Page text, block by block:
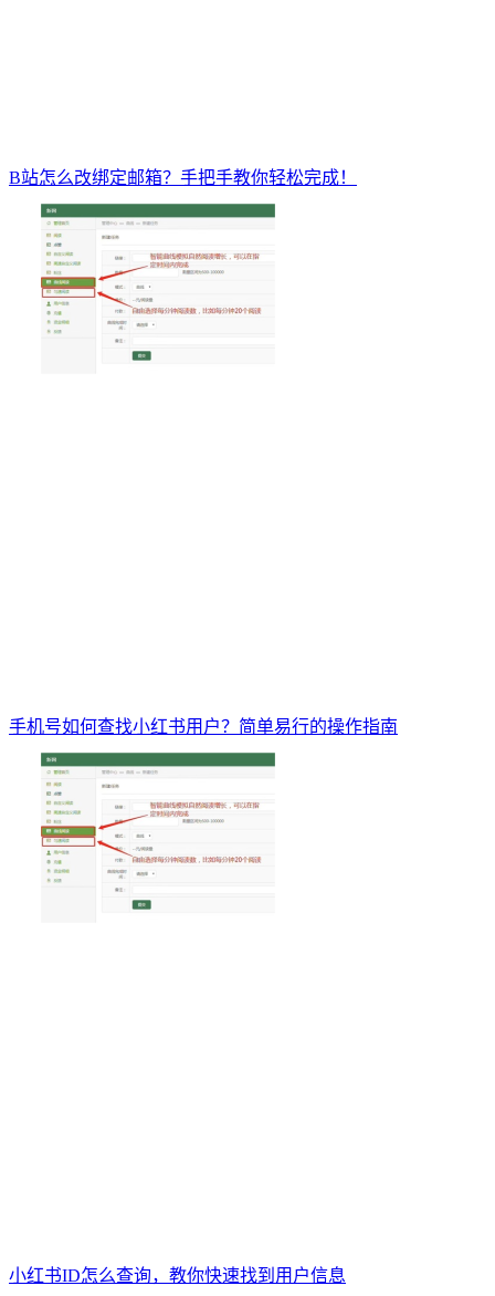
B站怎么改绑定邮箱？手把手教你轻松完成！
手机号如何查找小红书用户？简单易行的操作指南
小红书ID怎么查询，教你快速找到用户信息